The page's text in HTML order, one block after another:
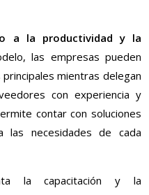
a la productividad y la
las empresas pueden
mientras delegan
con experiencia y
contar con soluciones
las necesidades de cada
la capacitación y la